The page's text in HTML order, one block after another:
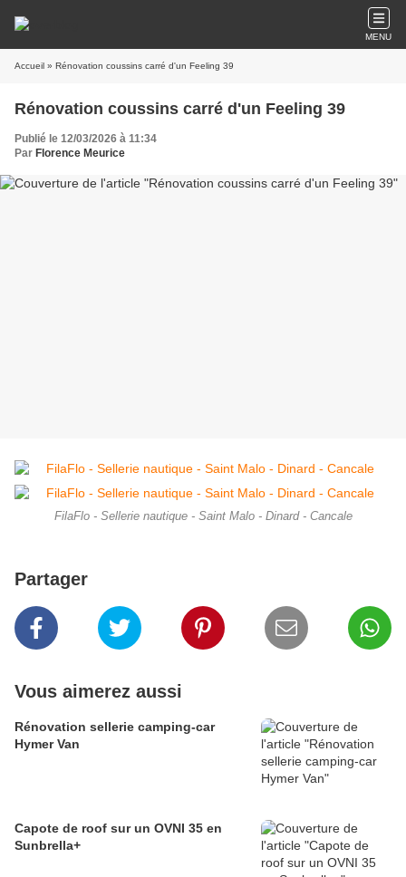
MENU
Accueil » Rénovation coussins carré d'un Feeling 39
Rénovation coussins carré d'un Feeling 39
Publié le 12/03/2026 à 11:34
Par Florence Meurice
FilaFlo - Sellerie nautique - Saint Malo - Dinard - Cancale
Partager
Vous aimerez aussi
Rénovation sellerie camping-car
Hymer Van
Capote de roof sur un OVNI 35 en
Sunbrella+